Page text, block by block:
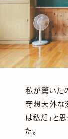
私が驚いた
奇想天外な
は私だ」と
た。